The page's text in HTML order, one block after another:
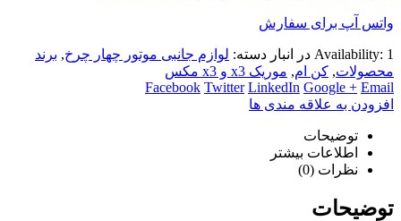
واتس آپ برای سفارش
Availability: 1 در انبار دسته: لوازم جانبی موتور چهار چرخ, برند
محصولات, کن ام, موریک x3 و x3 مکس
Facebook Twitter LinkedIn Google + Email
افزودن به علاقه مندی ها
توضیحات
اطلاعات بیشتر
نظرات (0)
توضیحات